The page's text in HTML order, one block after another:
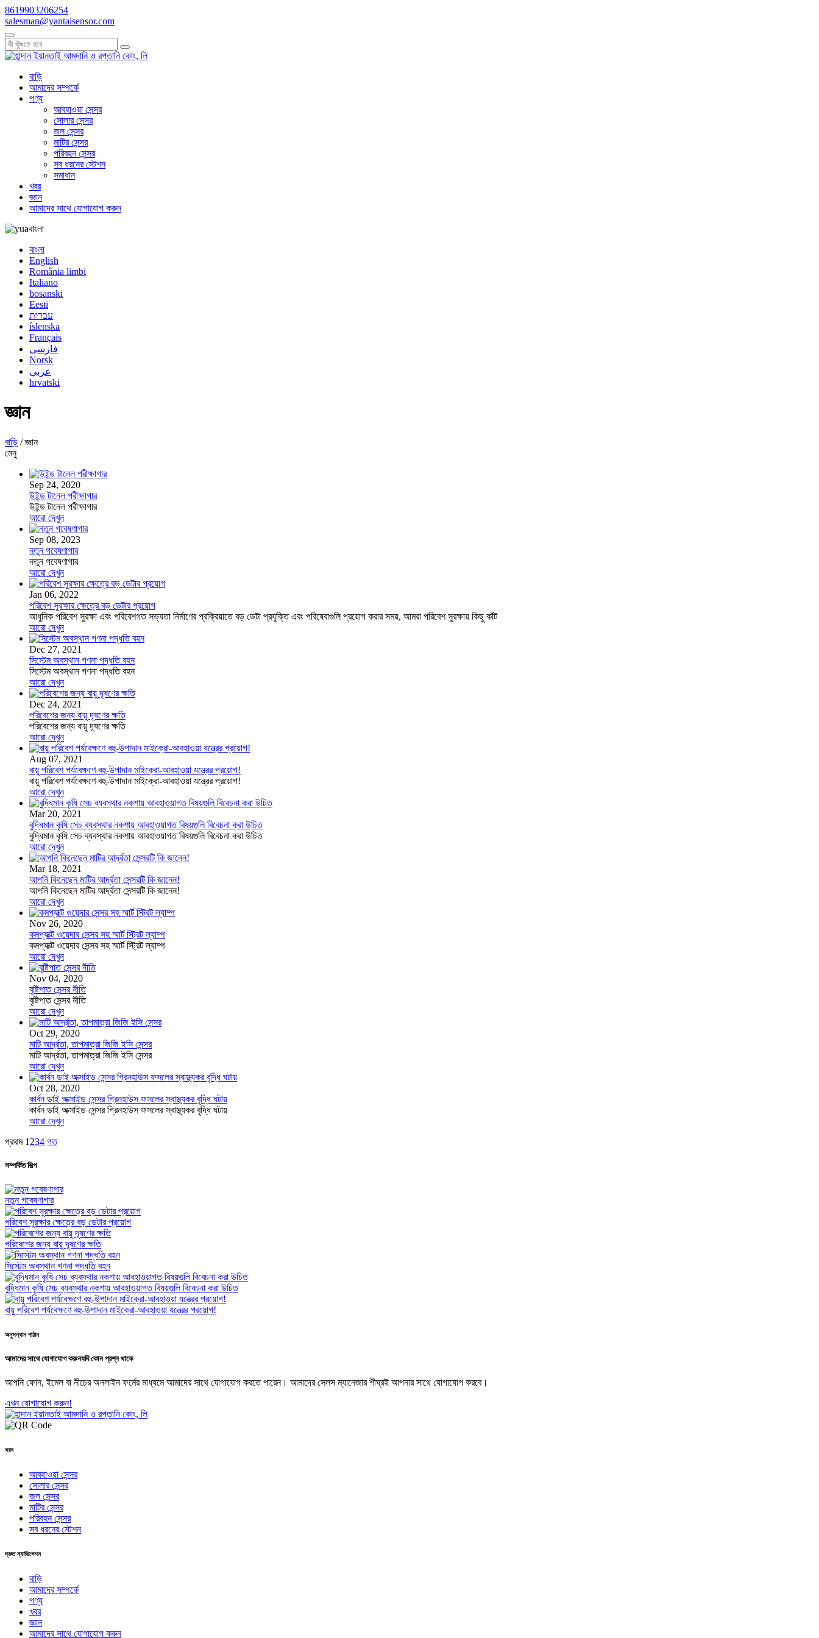
8619903206254
salesman@yantaisensor.com
বাড়ি
আমাদের সম্পর্কে
পণ্য
আবহাওয়া সেন্সর
সোলার সেন্সর
জল সেন্সর
মাটির সেন্সর
পরিবহন সেন্সর
সব ধরনের স্টেশন
সমাধান
খবর
জ্ঞান
আমাদের সাথে যোগাযোগ করুন
বাংলা
বাংলা
English
România limbi
Italiano
bosanski
Eesti
עברית
íslenska
Français
فارسی
Norsk
عربي
hrvatski
জ্ঞান
বাড়ি /জ্ঞান
মেনু
Sep 24, 2020
উইন্ড টানেল পরীক্ষাগার
উইন্ড টানেল পরীক্ষাগার
আরো দেখুন
Sep 08, 2023
নতুন গবেষণাগার
নতুন গবেষণাগার
আরো দেখুন
Jan 06, 2022
পরিবেশ সুরক্ষার ক্ষেত্রে বড় ডেটার প্রয়োগ
আধুনিক পরিবেশ সুরক্ষা এবং পরিবেশগত সভ্যতা নির্মাণের প্রক্রিয়াতে বড় ডেটা প্রযুক্তি এবং পরিষেবাগুলি প্রয়োগ করার সময়, আমরা পরিবেশ সুরক্ষায় কিছু কাঁট
আরো দেখুন
Dec 27, 2021
সিস্টেম অবস্থান গণনা পদ্ধতি বহন
সিস্টেম অবস্থান গণনা পদ্ধতি বহন
আরো দেখুন
Dec 24, 2021
পরিবেশের জন্য বায়ু দূষণের ক্ষতি
পরিবেশের জন্য বায়ু দূষণের ক্ষতি
আরো দেখুন
Aug 07, 2021
বায়ু পরিবেশ পর্যবেক্ষণে বহু-উপাদান মাইক্রো-আবহাওয়া যন্ত্রের প্রয়োগ!
বায়ু পরিবেশ পর্যবেক্ষণে বহু-উপাদান মাইক্রো-আবহাওয়া যন্ত্রের প্রয়োগ!
আরো দেখুন
Mar 20, 2021
বুদ্ধিমান কৃষি সেচ ব্যবস্থার নকশায় আবহাওয়াগত বিষয়গুলি বিবেচনা করা উচিত
বুদ্ধিমান কৃষি সেচ ব্যবস্থার নকশায় আবহাওয়াগত বিষয়গুলি বিবেচনা করা উচিত
আরো দেখুন
Mar 18, 2021
আপনি কিনেছেন মাটির আর্দ্রতা সেন্সরটি কি জানেন!
আপনি কিনেছেন মাটির আর্দ্রতা সেন্সরটি কি জানেন!
আরো দেখুন
Nov 26, 2020
কমপ্যাক্ট ওয়েদার সেন্সর সহ স্মার্ট স্ট্রিট ল্যাম্প
কমপ্যাক্ট ওয়েদার সেন্সর সহ স্মার্ট স্ট্রিট ল্যাম্প
আরো দেখুন
Nov 04, 2020
বৃষ্টিপাত সেন্সর নীতি
বৃষ্টিপাত সেন্সর নীতি
আরো দেখুন
Oct 29, 2020
মাটি আর্দ্রতা, তাপমাত্রা জিজি ইসি সেন্সর
মাটি আর্দ্রতা, তাপমাত্রা জিজি ইসি সেন্সর
আরো দেখুন
Oct 28, 2020
কার্বন ডাই অক্সাইড সেন্সর গ্রিনহাউস ফসলের স্বাস্থ্যকর বৃদ্ধি ঘটায়
কার্বন ডাই অক্সাইড সেন্সর গ্রিনহাউস ফসলের স্বাস্থ্যকর বৃদ্ধি ঘটায়
আরো দেখুন
প্রথম 1 234 গত
সম্পর্কিত শিল্প
নতুন গবেষণাগার
পরিবেশ সুরক্ষার ক্ষেত্রে বড় ডেটার প্রয়োগ
পরিবেশের জন্য বায়ু দূষণের ক্ষতি
সিস্টেম অবস্থান গণনা পদ্ধতি বহন
বুদ্ধিমান কৃষি সেচ ব্যবস্থার নকশায় আবহাওয়াগত বিষয়গুলি বিবেচনা করা উচিত
বায়ু পরিবেশ পর্যবেক্ষণে বহু-উপাদান মাইক্রো-আবহাওয়া যন্ত্রের প্রয়োগ!
অনুসন্ধান পাঠান
আমাদের সাথে যোগাযোগ করুনযদি কোন প্রশ্ন থাকে
আপনি ফোন, ইমেল বা নীচের অনলাইন ফর্মের মাধ্যমে আমাদের সাথে যোগাযোগ করতে পারেন। আমাদের সেলস ম্যানেজার শীঘ্রই আপনার সাথে যোগাযোগ করবে।
এখন যোগাযোগ করুন!
ধরন
আবহাওয়া সেন্সর
সোলার সেন্সর
জল সেন্সর
মাটির সেন্সর
পরিবহন সেন্সর
সব ধরনের স্টেশন
দ্রুত ন্যাভিগেশন
বাড়ি
আমাদের সম্পর্কে
পণ্য
খবর
জ্ঞান
আমাদের সাথে যোগাযোগ করুন